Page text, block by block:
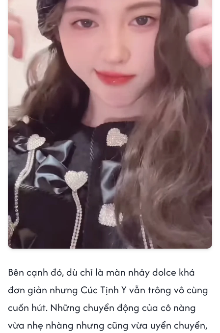
Bên cạnh đó, dù chỉ là màn nhảy dolce khá
đơn giản nhưng Cúc Tịnh Y vẫn trông vô cùng
cuốn hút. Những chuyển động của cô nàng
vừa nhẹ nhàng nhưng cũng vừa uyển chuyển,